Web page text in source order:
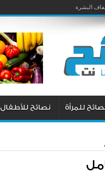
البشرة
للمرأة نصائح للأطفال